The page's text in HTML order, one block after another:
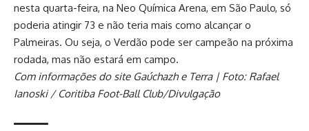
nesta quarta-feira, na Neo Química Arena, em São Paulo, só
poderia atingir 73 e não teria mais como alcançar o
Palmeiras. Ou seja, o Verdão pode ser campeão na próxima
rodada, mas não estará em campo.
Com informações do site Gaúchazh e Terra | Foto: Rafael
Ianoski / Coritiba Foot-Ball Club/Divulgação